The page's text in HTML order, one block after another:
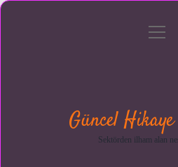
Güncel
Sektörden ilham alan